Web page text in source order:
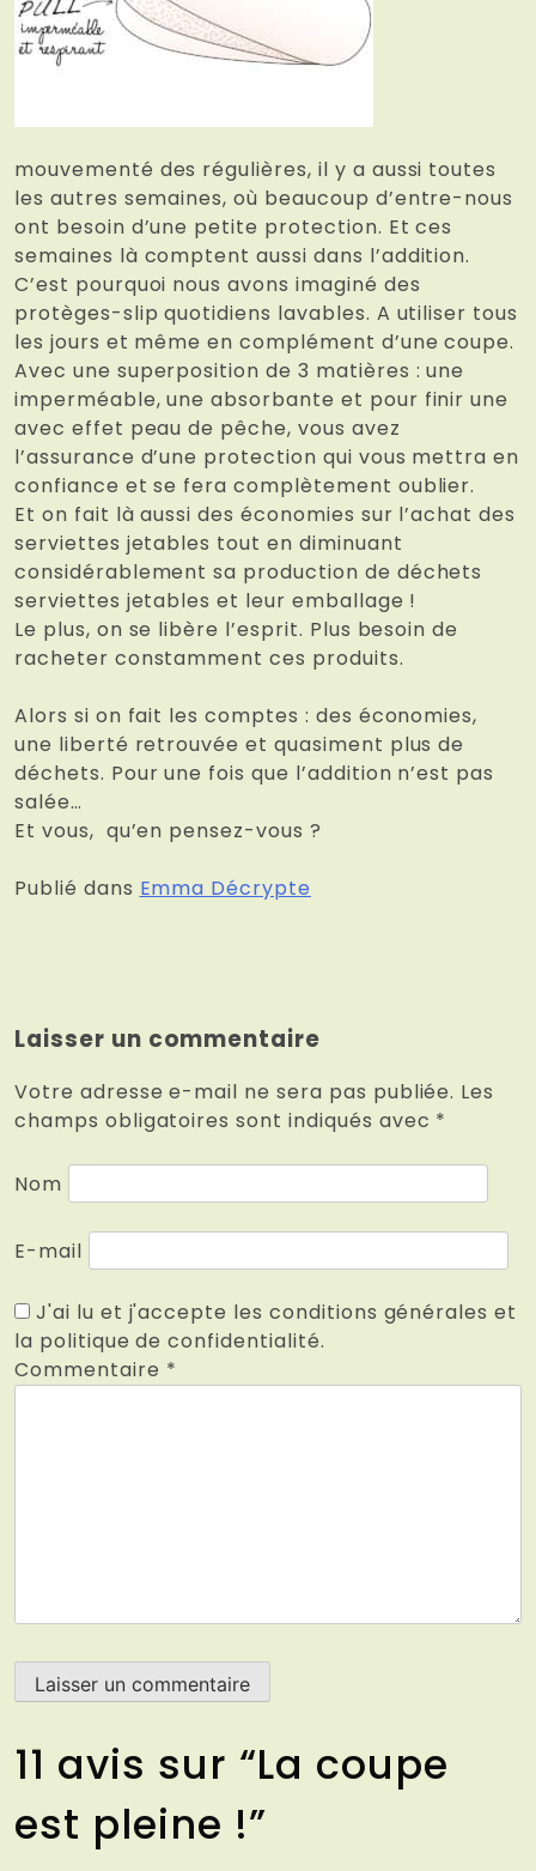
mouvementé des régulières, il y a aussi toutes
les autres semaines, où beaucoup d’entre-nous
ont besoin d’une petite protection. Et ces
semaines là comptent aussi dans l’addition.
C’est pourquoi nous avons imaginé des
protèges-slip quotidiens lavables. A utiliser tous
les jours et même en complément d’une coupe.
Avec une superposition de 3 matières : une
imperméable, une absorbante et pour finir une
avec effet peau de pêche, vous avez
l’assurance d’une protection qui vous mettra en
confiance et se fera complètement oublier.
Et on fait là aussi des économies sur l’achat des
serviettes jetables tout en diminuant
considérablement sa production de déchets
serviettes jetables et leur emballage !
Le plus, on se libère l’esprit. Plus besoin de
racheter constamment ces produits.
Alors si on fait les comptes : des économies,
une liberté retrouvée et quasiment plus de
déchets. Pour une fois que l’addition n’est pas
salée…
Et vous, qu’en pensez-vous ?
Publié dans Emma Décrypte
Laisser un commentaire
Votre adresse e-mail ne sera pas publiée. Les
champs obligatoires sont indiqués avec *
Nom
E-mail
J'ai lu et j'accepte les conditions générales et
la politique de confidentialité.
Commentaire *
11 avis sur “La coupe
est pleine !”